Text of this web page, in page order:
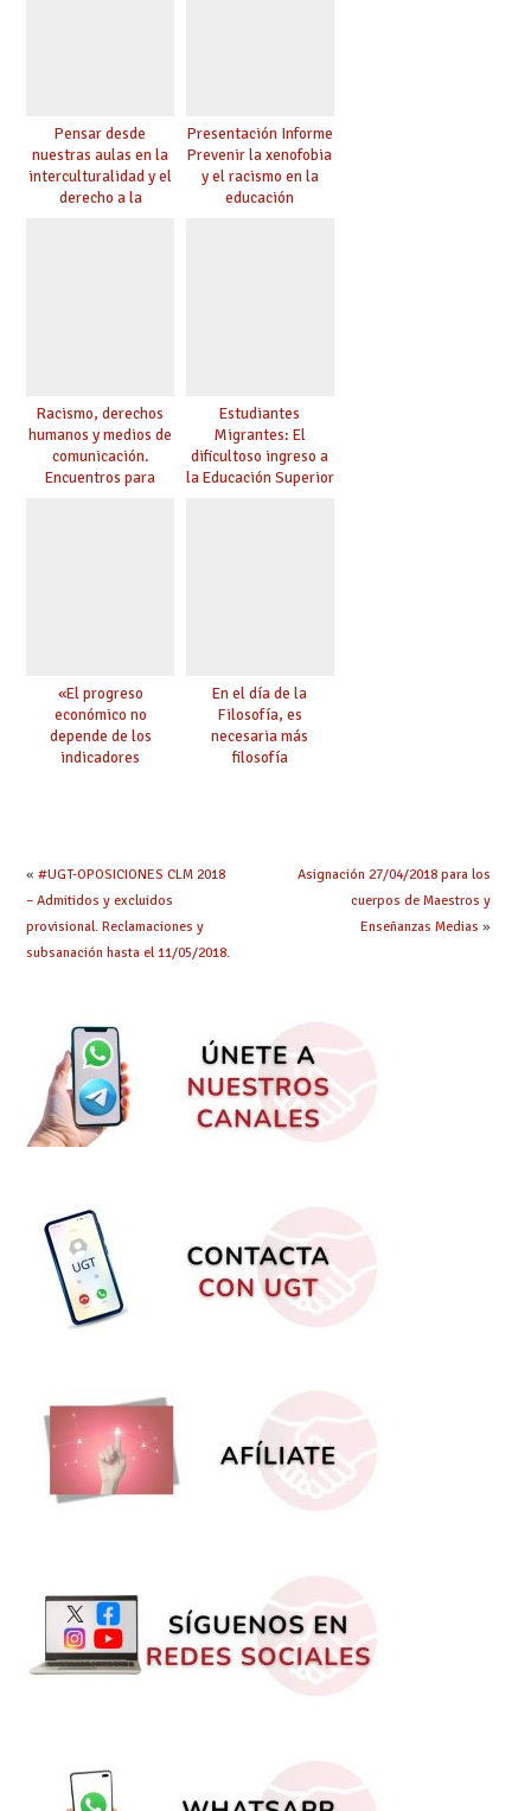
Pensar desde
nuestras aulas en la
interculturalidad y el
derecho a la
Presentación Informe
Prevenir la xenofobia
y el racismo en la
educación
Racismo, derechos
humanos y medios de
comunicación.
Encuentros para
Estudiantes
Migrantes: El
dificultoso ingreso a
la Educación Superior
«El progreso
económico no
depende de los
indicadores
En el día de la
Filosofía, es
necesaria más
filosofía
« #UGT-OPOSICIONES CLM 2018
– Admitidos y excluidos
provisional. Reclamaciones y
subsanación hasta el 11/05/2018.
Asignación 27/04/2018 para los
cuerpos de Maestros y
Enseñanzas Medias »